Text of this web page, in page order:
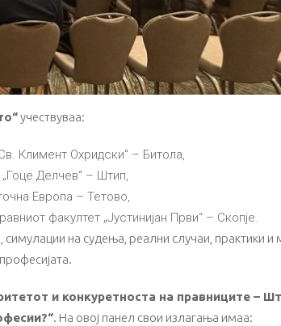
учествуваа:
Климент Охридски“ – Битола,
Делчев“ – Штип,
Европа – Тетово,
факултет „Јустинијан Први“ – Скопје.
симулации на судења, реални случаи, практики и
и конкуретноста на правниците –
. На овој панел свои излагања имаа: